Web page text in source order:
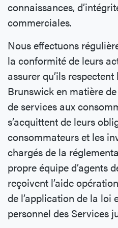
connaissances,
commerciales.
Nous effectuons
la conformité de leurs
assurer qu’ils
Brunswick en matière
de services aux
s’acquittent de leurs
consommateurs et les
chargés de la
propre équipe d’agents
reçoivent l’aide
de l’application de la loi
personnel des Services